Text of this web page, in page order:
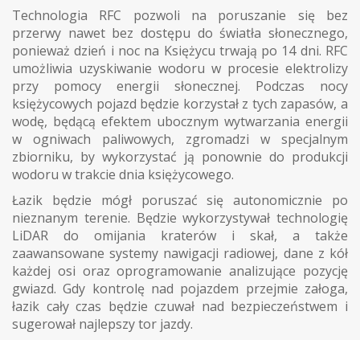
Technologia RFC pozwoli na poruszanie się bez
przerwy nawet bez dostępu do światła słonecznego,
ponieważ dzień i noc na Księżycu trwają po 14 dni. RFC
umożliwia uzyskiwanie wodoru w procesie elektrolizy
przy pomocy energii słonecznej. Podczas nocy
księżycowych pojazd będzie korzystał z tych zapasów, a
wodę, będącą efektem ubocznym wytwarzania energii
w ogniwach paliwowych, zgromadzi w specjalnym
zbiorniku, by wykorzystać ją ponownie do produkcji
wodoru w trakcie dnia księżycowego.
Łazik będzie mógł poruszać się autonomicznie po
nieznanym terenie. Będzie wykorzystywał technologię
LiDAR do omijania kraterów i skał, a także
zaawansowane systemy nawigacji radiowej, dane z kół
każdej osi oraz oprogramowanie analizujące pozycję
gwiazd. Gdy kontrolę nad pojazdem przejmie załoga,
łazik cały czas będzie czuwał nad bezpieczeństwem i
sugerował najlepszy tor jazdy.